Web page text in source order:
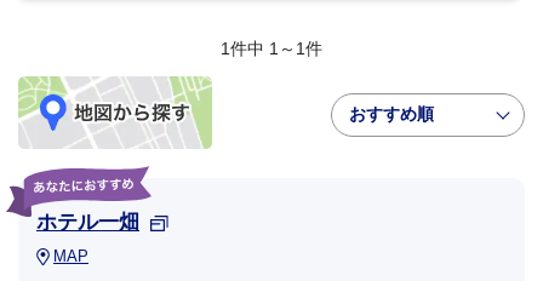
1件中 1～1件
おすすめ順
ホテル一畑
MAP